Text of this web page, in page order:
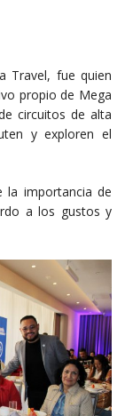
Travel, fue quien
propio de Mega
circuitos de alta
y exploren el
importancia de
a los gustos y